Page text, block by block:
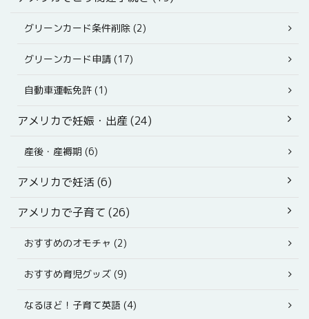
グリーンカード条件削除 (2)
グリーンカード申請 (17)
自動車運転免許 (1)
アメリカで妊娠・出産 (24)
産後・産褥期 (6)
アメリカで妊活 (6)
アメリカで子育て (26)
おすすめのオモチャ (2)
おすすめ育児グッズ (9)
なるほど！子育て英語 (4)